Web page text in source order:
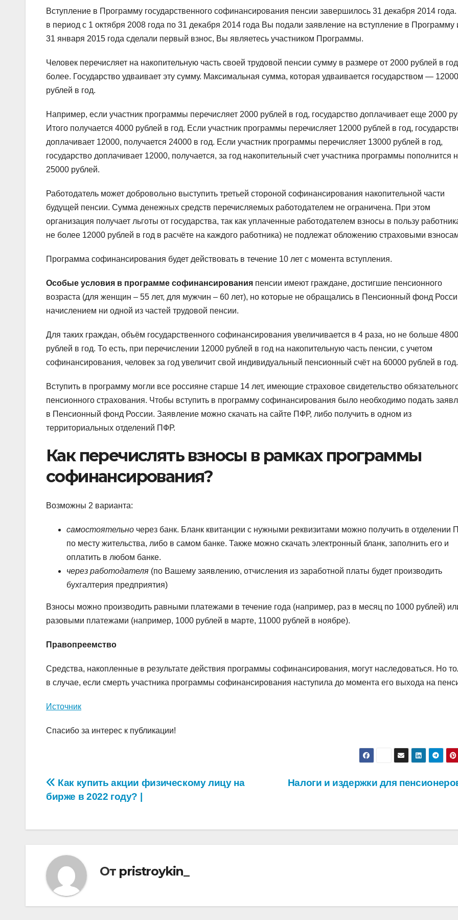
Вступление в Программу государственного софинансирования пенсии завершилось 31 декабря 2014
в период с 1 октября 2008 года по 31 декабря 2014 года Вы подали заявление на вступление в Программу
31 января 2015 года сделали первый взнос, Вы являетесь участником Программы.
Человек перечисляет на накопительную часть своей трудовой пенсии сумму в размере от 2000 рублей в
более. Государство удваивает эту сумму. Максимальная сумма, которая удваивается государством — 12000
рублей в год.
Например, если участник программы перечисляет 2000 рублей в год, государство доплачивает еще 2000
Итого получается 4000 рублей в год. Если участник программы перечисляет 12000 рублей в год,
доплачивает 12000, получается 24000 в год. Если участник программы перечисляет 13000 рублей в год,
государство доплачивает 12000, получается, за год накопительный счет участника программы пополнится
25000 рублей.
Работодатель может добровольно выступить третьей стороной софинансирования накопительной части
будущей пенсии. Сумма денежных средств перечисляемых работодателем не ограничена. При этом
организация получает льготы от государства, так как уплаченные работодателем взносы в пользу
не более 12000 рублей в год в расчёте на каждого работника) не подлежат обложению страховыми
Программа софинансирования будет действовать в течение 10 лет с момента вступления.
Особые условия в программе софинансирования пенсии имеют граждане, достигшие пенсионного
возраста (для женщин – 55 лет, для мужчин – 60 лет), но которые не обращались в Пенсионный фонд
начислением ни одной из частей трудовой пенсии.
Для таких граждан, объём государственного софинансирования увеличивается в 4 раза, но не больше
рублей в год. То есть, при перечислении 12000 рублей в год на накопительную часть пенсии, с учетом
софинансирования, человек за год увеличит свой индивидуальный пенсионный счёт на 60000 рублей в год.
Вступить в программу могли все россияне старше 14 лет, имеющие страховое свидетельство
пенсионного страхования. Чтобы вступить в программу софинансирования было необходимо подать
в Пенсионный фонд России. Заявление можно скачать на сайте ПФР, либо получить в одном из
территориальных отделений ПФР.
Как перечислять взносы в рамках программы
софинансирования?
Возможны 2 варианта:
самостоятельно через банк. Бланк квитанции с нужными реквизитами можно получить в отделении
по месту жительства, либо в самом банке. Также можно скачать электронный бланк, заполнить его и
оплатить в любом банке.
через работодателя (по Вашему заявлению, отчисления из заработной платы будет производить
бухгалтерия предприятия)
Взносы можно производить равными платежами в течение года (например, раз в месяц по 1000 рублей)
разовыми платежами (например, 1000 рублей в марте, 11000 рублей в ноябре).
Правопреемство
Средства, накопленные в результате действия программы софинансирования, могут наследоваться. Но
в случае, если смерть участника программы софинансирования наступила до момента его выхода на
Источник
Спасибо за интерес к публикации!
Навигация
по
записям
Налоги и издержки для
Как купить акции физическому лицу на
бирже в 2022 году? |
От pristroykin_